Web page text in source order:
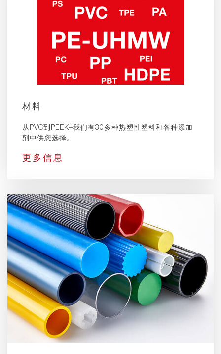
材料
从PVC到PEEK–我们有30多种热塑性塑料和各种添加
剂中供您选择。
更多信息